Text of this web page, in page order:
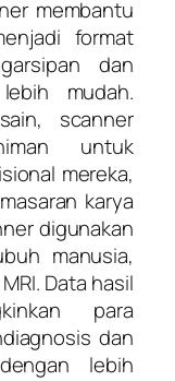
membantu
format
dan
mudah.
scanner
untuk
mereka,
karya
digunakan
manusia,
Data hasil
para
dan
lebih